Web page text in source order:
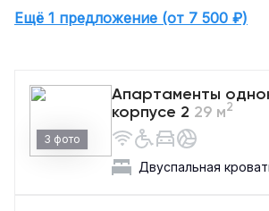
Ещё 1 предложение (от 7 500 ₽)
3 фото
Апартаменты
корпусе 2 29 м2
Двуспальная